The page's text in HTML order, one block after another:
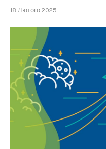
18 Лютого 2025